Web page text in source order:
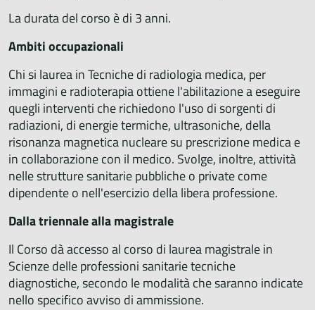
La durata del corso è di 3 anni.
Ambiti occupazionali
Chi si laurea in Tecniche di radiologia medica, per
immagini e radioterapia ottiene l'abilitazione a eseguire
quegli interventi che richiedono l'uso di sorgenti di
radiazioni, di energie termiche, ultrasoniche, della
risonanza magnetica nucleare su prescrizione medica e
in collaborazione con il medico. Svolge, inoltre, attività
nelle strutture sanitarie pubbliche o private come
dipendente o nell'esercizio della libera professione.
Dalla triennale alla magistrale
Il Corso dà accesso al corso di laurea magistrale in
Scienze delle professioni sanitarie tecniche
diagnostiche, secondo le modalità che saranno indicate
nello specifico avviso di ammissione.